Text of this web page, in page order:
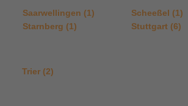
Saarwellingen (1)
Scheeßel (1)
Starnberg (1)
Stuttgart (6)
Trier (2)